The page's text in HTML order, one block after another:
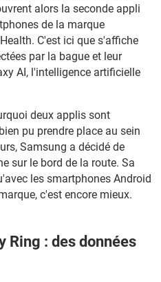
alors la seconde appli
de la marque
C'est ici que s'affiche
par la bague et leur
AI, l'intelligence artificielle
deux applis sont
pu prendre place au sein
Samsung a décidé de
sur le bord de la route. Sa
les smartphones Android
c'est encore mieux.
Ring : des données